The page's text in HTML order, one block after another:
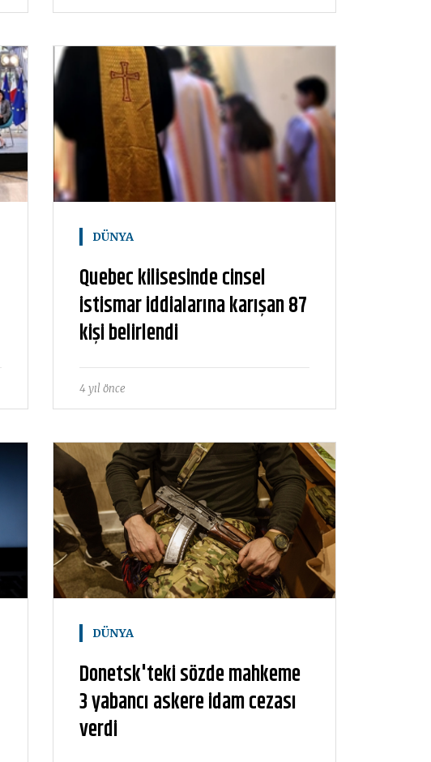
DÜNYA
Quebec kilisesinde cinsel
istismar iddialarına karışan 87
kişi belirlendi
4 yıl önce
DÜNYA
Donetsk'teki sözde mahkeme
3 yabancı askere idam cezası
verdi